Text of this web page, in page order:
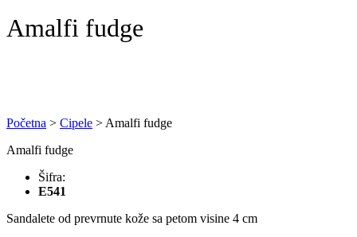
Amalfi fudge
Početna > Cipele > Amalfi fudge
Amalfi fudge
Šifra:
E541
Sandalete od prevrnute kože sa petom visine 4 cm